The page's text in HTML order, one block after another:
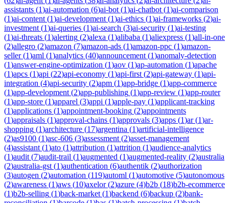
assistants (1)ai-automation (6)ai-bot (1)ai-chatbot (1)ai-comparison
(1)ai-content (1)ai-development (1)ai-ethics (1)ai-frameworks (2)ai-
investment (1)ai-queries (1)ai-search (3)ai-security (1)ai-testing
(1)ai-threats (1)alerting (2)alexa (1)alibaba (1)aliexpress (1)all-in-one
(2)allegro (2)amazon (7)amazon-ads (1)amazon-ppc (1)amazon-
seller(1)aml (1)analytics (40)announcement (1)anomaly-detection
(1)answer-engine-optimization (1)aov (1)ap-automation (1)apache
(1)apcs (1)api (22)api-economy (1)api-first (2)api-gateway (1)api-
integration (4)api-security (2)apm (1)app-bridge (1)app-commerce
(1)app-development (2)app-publishing (1)app-review (1)app-router
(1)app-store (1)apparel (3)appi (1)apple-pay (1)applicant-tracking
(1)applications (1)appointment-booking (2)appointments
(1)appraisals (1)approval-chains (1)approvals (3)apps (1)ar(1)ar-
shopping (1)architecture (17)argentina (1)artificial-intelligence
(2)as9100 (1)asc-606 (3)assessment (2)asset-management
(4)assistant (1)ato (1)attribution (1)attrition (1)audience-analytics
(1)audit (7)audit-trail (1)augmented (1)augmented-reality (2)australia
(2)australia-gst (1)authentication (6)authentik (2)authorization
(3)autogen (2)automation (119)automl (1)automotive (5)autonomous
(2)awareness (1)aws (10)axelor(2)azure (4)b2b (18)b2b-ecommerce
(1)b2b-selling (1)back-market (1)backend (6)backup (2)bank-